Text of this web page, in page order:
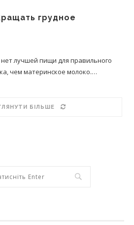
грудное
лучшей пищи для правильного
чем материнское молоко.…
БІЛЬШЕ